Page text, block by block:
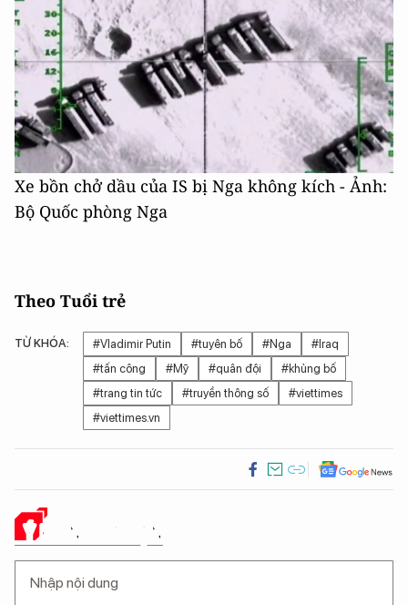
Xe bồn chở dầu của IS bị Nga không kích - Ảnh:
Bộ Quốc phòng Nga
Theo Tuổi trẻ
TỪ KHÓA: #Vladimir Putin #tuyên bố #Nga
#Iraq
#tấn công
#Mỹ #quân đội
#khủng bố
#trang tin tức
#truyền thông số
#viettimes
#viettimes.vn
Ý KIẾN CỦA BẠN